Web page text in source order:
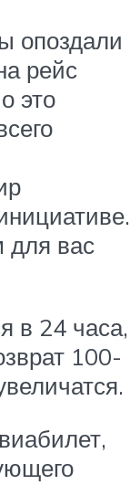
опоздали
рейс
это
для вас
в 24 часа,
100-